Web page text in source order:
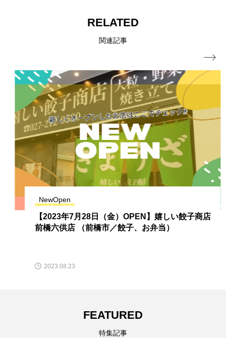
RELATED
関連記事
NewOpen
【2023年7月28日（金）OPEN】嬉しい餃子商店
前橋六供店 （前橋市／餃子、お弁当）
2023.08.23

FEATURED
特集記事